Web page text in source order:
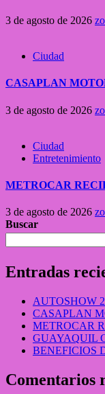
3 de agosto de 2026
Ciudad
CASAPLAN
3 de agosto de 2026
Ciudad
Entretenimiento
METROCAR
3 de agosto de 2026
Buscar
Entradas
AUTOSHOW
CASAPLAN
METROCAR
GUAYAQUIL
BENEFICIOS
Comentarios